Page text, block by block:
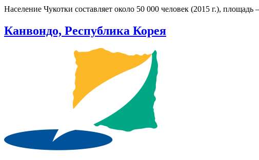
Население Чукотки составляет около 50 000 человек (2015 г.), площадь
Канвондо, Республика Корея